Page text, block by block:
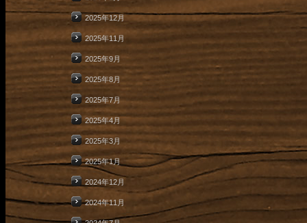
2025年12月
2025年11月
2025年9月
2025年8月
2025年7月
2025年4月
2025年3月
2025年1月
2024年12月
2024年11月